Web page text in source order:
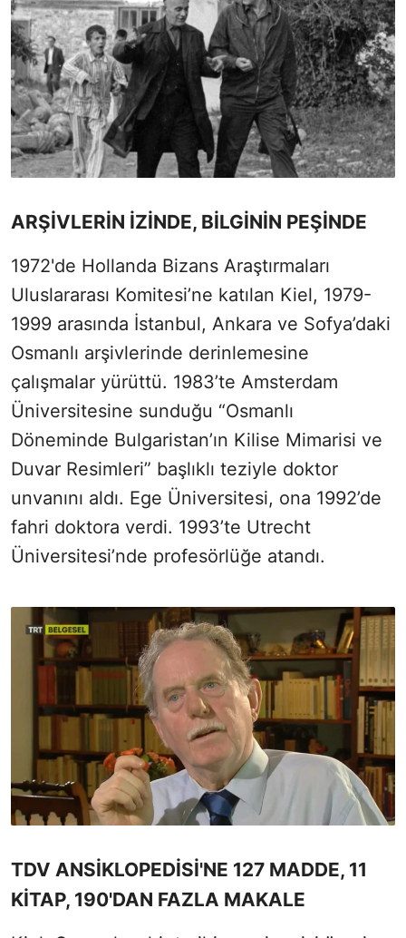
ARŞİVLERİN İZİNDE, BİLGİNİN PEŞİNDE
1972'de Hollanda Bizans Araştırmaları
Uluslararası Komitesi’ne katılan Kiel, 1979-
1999 arasında İstanbul, Ankara ve Sofya’daki
Osmanlı arşivlerinde derinlemesine
çalışmalar yürüttü. 1983’te Amsterdam
Üniversitesine sunduğu “Osmanlı
Döneminde Bulgaristan’ın Kilise Mimarisi ve
Duvar Resimleri” başlıklı teziyle doktor
unvanını aldı. Ege Üniversitesi, ona 1992’de
fahri doktora verdi. 1993’te Utrecht
Üniversitesi’nde profesörlüğe atandı.
TDV ANSİKLOPEDİSİ'NE 127 MADDE, 11
KİTAP, 190'DAN FAZLA MAKALE